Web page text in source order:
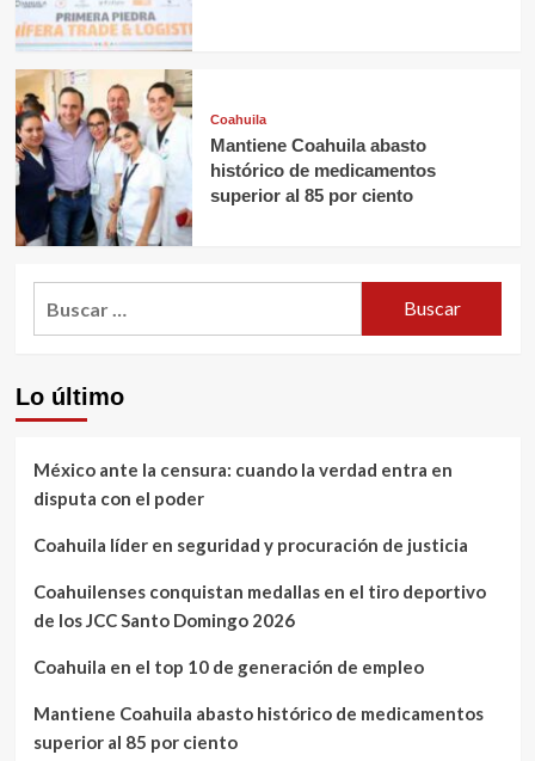
Coahuila
Mantiene Coahuila abasto
histórico de medicamentos
superior al 85 por ciento
Lo último
México ante la censura: cuando la verdad entra en
disputa con el poder
Coahuila líder en seguridad y procuración de justicia
Coahuilenses conquistan medallas en el tiro deportivo
de los JCC Santo Domingo 2026
Coahuila en el top 10 de generación de empleo
Mantiene Coahuila abasto histórico de medicamentos
superior al 85 por ciento